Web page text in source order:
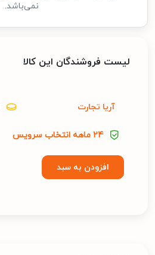
نمی‌باشد.
لیست فروشندگان این کالا
آریا تجارت
24 ماهه انتخاب سرویس
افزودن به سبد